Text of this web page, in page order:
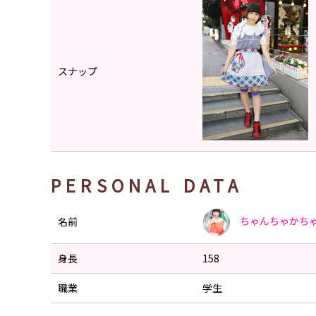
スナップ
PERSONAL DATA
名前 ちゃんちゃかち
身長 158
職業 学生